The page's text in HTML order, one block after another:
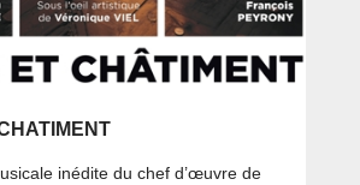
inédite du chef d’œuvre de